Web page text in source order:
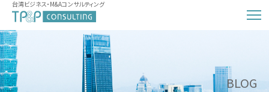
台湾ビジネス・M&Aコンサルティング
BLOG